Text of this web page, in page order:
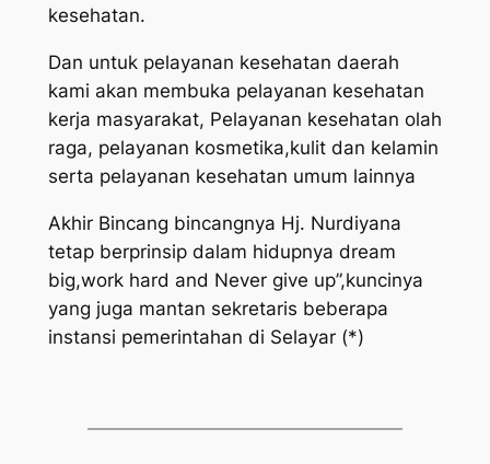
kesehatan.
Dan untuk pelayanan kesehatan daerah
kami akan membuka pelayanan kesehatan
kerja masyarakat, Pelayanan kesehatan olah
raga, pelayanan kosmetika,kulit dan kelamin
serta pelayanan kesehatan umum lainnya
Akhir Bincang bincangnya Hj. Nurdiyana
tetap berprinsip dalam hidupnya dream
big,work hard and Never give up”,kuncinya
yang juga mantan sekretaris beberapa
instansi pemerintahan di Selayar (*)